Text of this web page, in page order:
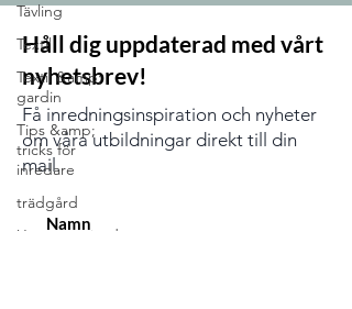
Tävling
Textil
Textil &amp;
gardin
Tips &amp;
tricks för
inredare
trädgård
Uncategorized
Håll dig uppdaterad med vårt
nyhetsbrev!
Få inredningsinspiration och nyheter
om våra utbildningar direkt till din
mail.